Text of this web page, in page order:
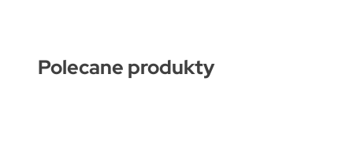
Polecane produkty